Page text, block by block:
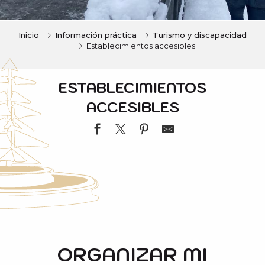
i
l
Inicio Información práctica
Turismo y discapacidad
Establecimientos accesibles
ESTABLECIMIENTOS
ACCESIBLES
RIEDEL SPORTSORGANIZAR MI